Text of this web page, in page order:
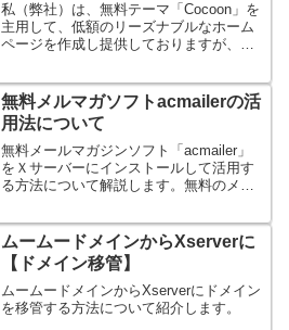
私（弊社）は、無料テーマ「Cocoon」を
主用して、低額のリーズナブルなホーム
ページを作成し提供しておりますが、同
成も実施しております。「Lightning」に
ついてまず、WordPressの人...
無料メルマガソフトacmailerの活
用法について
無料メールマガジンソフト「acmailer」
をＸサーバーにインストールして活用す
る方法について解説します。無料のメル
は各種ありますが、登録メールアドレス
数や月別配信メール件数等制限があり、
結局は有料サービ...
ムームードメインからXserverに
【ドメイン移管】
ムームードメインからXserverにドメイン
を移管する方法について紹介します。